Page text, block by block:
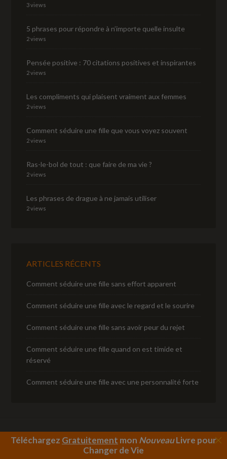
3 views
5 phrases pour répondre à n’importe quelle insulte
2 views
Pensée positive : 70 citations positives et inspirantes
2 views
Les compliments qui plaisent vraiment aux femmes
2 views
Comment séduire une fille que vous voyez souvent
2 views
Ras-le-bol de tout : que faire de ma vie ?
2 views
Les phrases de drague à ne jamais utiliser
2 views
ARTICLES RÉCENTS
Comment séduire une fille sans effort apparent
Comment séduire une fille avec le regard et le sourire
Comment séduire une fille sans avoir peur du rejet
Comment séduire une fille quand on est timide et
réservé
Comment séduire une fille avec une personnalité forte
Copyright © 2026 ·Outreach ProsurGenesis Framework·
WordPress·Se connecter
Téléchargez Gratuitement mon NouveauLivre pour
Changer de Vie